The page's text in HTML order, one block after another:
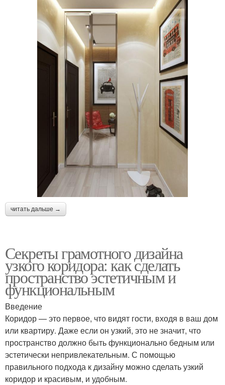
читать дальше →
Секреты грамотного дизайна
узкого коридора: как сделать
пространство эстетичным и
функциональным
Введение
Коридор — это первое, что видят гости, входя в ваш дом
или квартиру. Даже если он узкий, это не значит, что
пространство должно быть функционально бедным или
эстетически непривлекательным. С помощью
правильного подхода к дизайну можно сделать узкий
коридор и красивым, и удобным.